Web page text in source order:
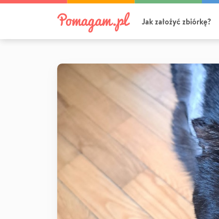
Jak założyć zbiórkę?